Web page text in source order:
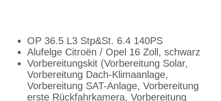
OP 36.5 L3 Stp&St. 6.4 140PS
Alufelge Citroën / Opel 16 Zoll, schwarz
Vorbereitungskit (Vorbereitung Solar,
Vorbereitung Dach-Klimaanlage,
Vorbereitung SAT-Anlage, Vorbereitung
erste Rückfahrkamera, Vorbereitung